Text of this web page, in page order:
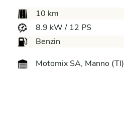
10 km
8.9 kW / 12 PS
Benzin
Motomix SA, Manno (TI)